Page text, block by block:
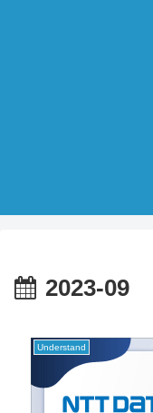
2023-09
Understand